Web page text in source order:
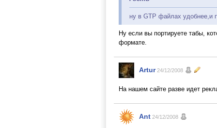
ну в GTP файлах удобнее,и
Ну если вы портируете табы,
формате.
Artur 24/12/2008
На нашем сайте разве идет
Ant 24/12/2008